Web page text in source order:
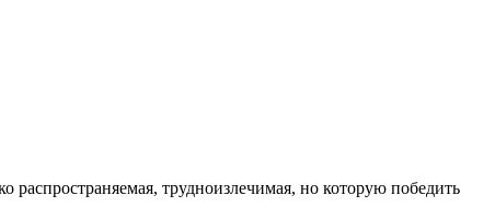
распространяемая, трудноизлечимая, но которую победить